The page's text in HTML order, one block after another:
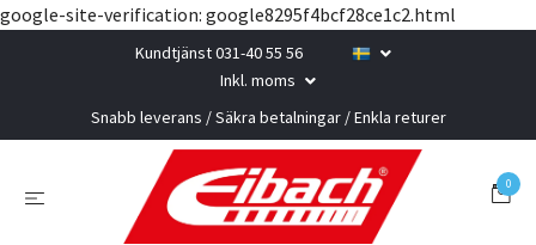
google-site-verification: google8295f4bcf28ce1c2.html
Kundtjänst 031-40 55 56
Inkl. moms
Snabb leverans / Säkra betalningar / Enkla returer
0